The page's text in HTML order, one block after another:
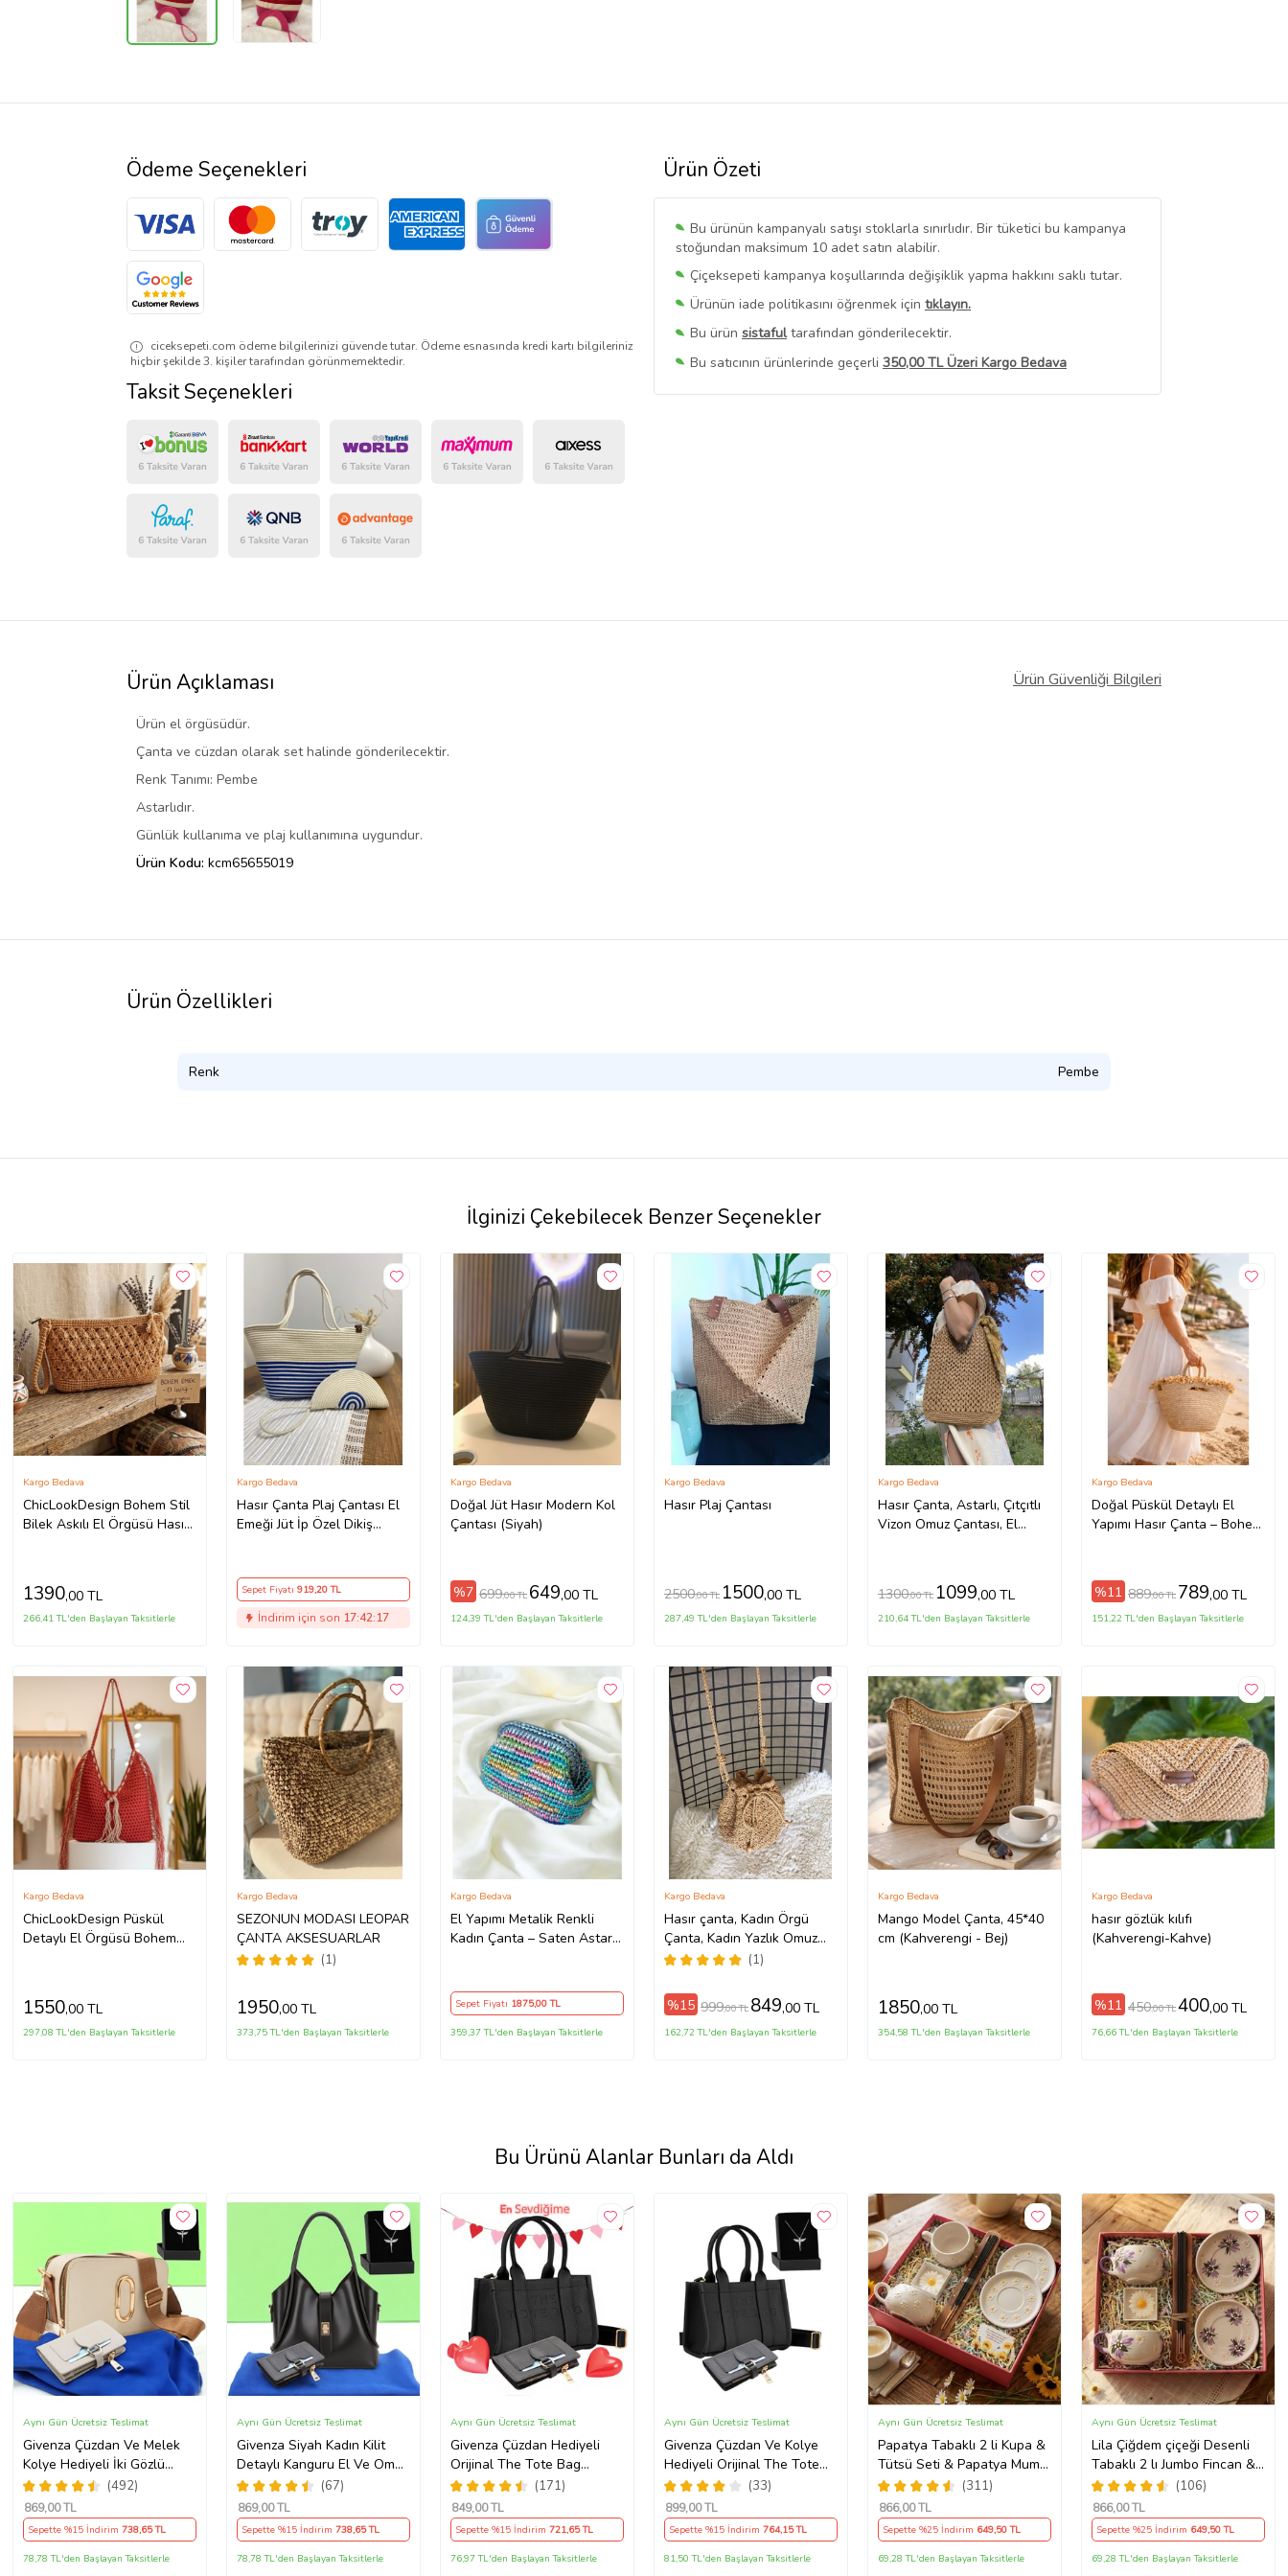
Ürün Özeti
Bu ürünün kampanyalı satışı stoklarla sınırlıdır. Bir tüketici bu kampanya
stoğundan maksimum 10 adet satın alabilir.
Çiçeksepeti kampanya koşullarında değişiklik yapma hakkını saklı tutar.
Ürünün iade politikasını öğrenmek için tıklayın.
Bu ürün sistafultarafından gönderilecektir.
Bu satıcının ürünlerinde geçerli 350,00 TL Üzeri Kargo Bedava
Bu SatıcınınTüm Ürünlerini Görüntüle
Ödeme Seçenekleri
ciceksepeti.com ödeme bilgilerinizi güvende tutar. Ödeme esnasında kredi kartı bilgileriniz
hiçbir şekilde 3. kişiler tarafından görünmemektedir.
Taksit Seçenekleri
Ürün Açıklaması Ürün Güvenliği Bilgileri
Ürün el örgüsüdür.
Çanta ve cüzdan olarak set halinde gönderilecektir.
Renk Tanımı: Pembe
Astarlıdır.
Günlük kullanıma ve plaj kullanımına uygundur.
Ürün Kodu: kcm65655019
Ürün Özellikleri
Renk Pembe
İlginizi Çekebilecek Benzer Seçenekler
ChicLookDesign Bohem Stil
Bilek Askılı El Örgüsü Hasır
Kargo Bedava
1390,00 TL
266,41 TL'den Başlayan Taksitlerle
Hasır Çanta Plaj Çantası El
Emeği Jüt İp Özel Dikiş
Kargo Bedava
Sepet Fiyatı 919,20 TL
İndirim için son 17:42:16
Doğal Jüt Hasır Modern Kol
Çantası (Siyah)
Kargo Bedava
%7 699,00 TL 649,00 TL
124,39 TL'den Başlayan Taksitlerle
Hasır Plaj Çantası
Kargo Bedava
2500,00 TL 1500,00 TL
287,49 TL'den Başlayan Taksitlerle
Hasır Çanta, Astarlı, Çıtçıtlı
Vizon Omuz Çantası, El
Kargo Bedava
1300,00 TL 1099,00 TL
210,64 TL'den Başlayan Taksitlerle
Doğal Püskül Detaylı El
Yapımı Hasır Çanta – Bohem
Kargo Bedava
%11 889,00 TL 789,00 TL
151,22 TL'den Başlayan Taksitlerle
ChicLookDesign Püskül
Detaylı El Örgüsü Bohem
Kargo Bedava
1550,00 TL
297,08 TL'den Başlayan Taksitlerle
SEZONUN MODASI LEOPAR
ÇANTA AKSESUARLAR
(1)
Kargo Bedava
1950,00 TL
373,75 TL'den Başlayan Taksitlerle
El Yapımı Metalik Renkli
Kadın Çanta – Saten Astarlı
Kargo Bedava
Sepet Fiyatı 1875,00 TL
359,37 TL'den Başlayan Taksitlerle
Hasır çanta, Kadın Örgü
Çanta, Kadın Yazlık Omuz
Çantası, Shopper Çanta, Plaj
(1)
Kargo Bedava
%15 999,00 TL 849,00 TL
162,72 TL'den Başlayan Taksitlerle
Mango Model Çanta, 45*40
cm (Kahverengi - Bej)
Kargo Bedava
1850,00 TL
354,58 TL'den Başlayan Taksitlerle
hasır gözlük kılıfı
(Kahverengi-Kahve)
Kargo Bedava
%11 450,00 TL400,00 TL
76,66 TL'den Başlayan Taksitlerle
Bu Ürünü Alanlar Bunları da Aldı
Givenza Çüzdan Ve Melek
Kolye Hediyeli İki Gözlü
Cepli El Omuz Çanta (Krem)
(492)
Aynı Gün Ücretsiz Teslimat
869,00 TL
Sepette %15 İndirim 738,65 TL
78,78 TL'den Başlayan Taksitlerle
Givenza Siyah Kadın Kilit
Detaylı Kanguru El Ve Omuz
Çantası Yavru Çantalı
Cüzdan Ve Kolye Hediyeli
(67)
Aynı Gün Ücretsiz Teslimat
869,00 TL
Sepette %15 İndirim 738,65 TL
78,78 TL'den Başlayan Taksitlerle
Givenza Çüzdan Hediyeli
Orijinal The Tote Bag
Ayarlanabilir Kolon Askılı
Yumuşak Deri Çapraz Mini El
Kol ve Omuz Çantası (Siyah)
(171)
Aynı Gün Ücretsiz Teslimat
849,00 TL
Sepette %15 İndirim 721,65 TL
76,97 TL'den Başlayan Taksitlerle
Givenza Çüzdan Ve Kolye
Hediyeli Orijinal The Tote
Bag Ayarlanabilir Kolon
Askılı Yumuşak Deri Çapraz
Mini El Kol ve Omuz Çantası
(Siyah)
(33)
Aynı Gün Ücretsiz Teslimat
899,00 TL
Sepette %15 İndirim 764,15 TL
81,50 TL'den Başlayan Taksitlerle
Papatya Tabaklı 2 li Kupa &
Tütsü Seti & Papatya Mum
& Motto Kart (311)
Aynı Gün Ücretsiz Teslimat
866,00 TL
Sepette %25 İndirim 649,50 TL
69,28 TL'den Başlayan Taksitlerle
Lila Çiğdem çiçeği Desenli
Tabaklı 2 lı Jumbo Fincan &
Tütsü Seti & Papatya Mum
&
(106)
Aynı Gün Ücretsiz Teslimat
866,00 TL
Sepette %25 İndirim 649,50 TL
69,28 TL'den Başlayan Taksitlerle